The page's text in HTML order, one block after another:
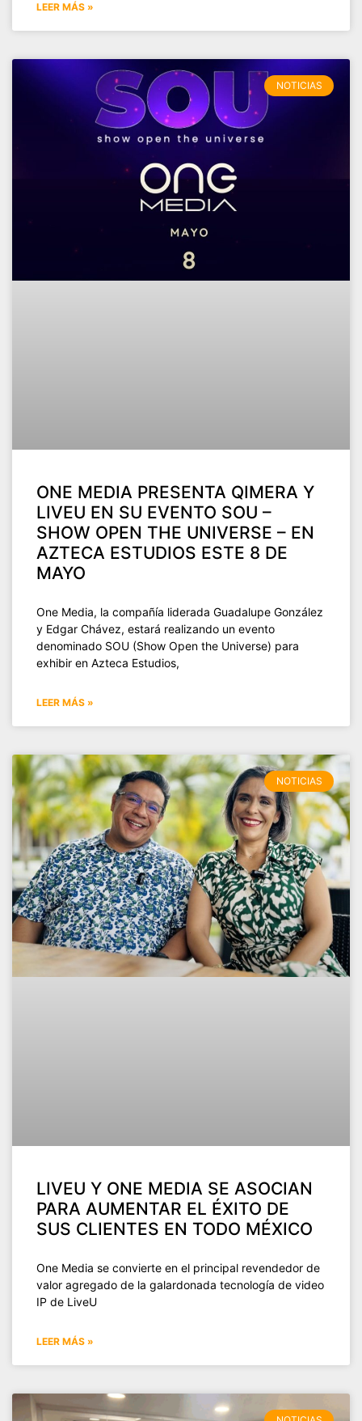
LEER MÁS »
NOTICIAS
ONE MEDIA PRESENTA QIMERA Y
LIVEU EN SU EVENTO SOU –
SHOW OPEN THE UNIVERSE – EN
AZTECA ESTUDIOS ESTE 8 DE
MAYO
One Media, la compañía liderada Guadalupe González
y Edgar Chávez, estará realizando un evento
denominado SOU (Show Open the Universe) para
exhibir en Azteca Estudios,
LEER MÁS »
NOTICIAS
LIVEU Y ONE MEDIA SE ASOCIAN
PARA AUMENTAR EL ÉXITO DE
SUS CLIENTES EN TODO MÉXICO
One Media se convierte en el principal revendedor de
valor agregado de la galardonada tecnología de video
IP de LiveU
LEER MÁS »